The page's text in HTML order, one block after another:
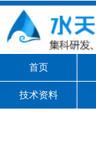
首页
技术资料